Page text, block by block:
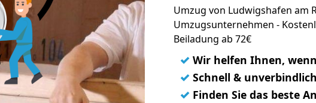
Umzug von Ludwigshafen am
Umzugsunternehmen -
Beiladung ab 72€
✓ Wir helfen Ihnen,
✓ Schnell &
✓ Finden Sie das beste